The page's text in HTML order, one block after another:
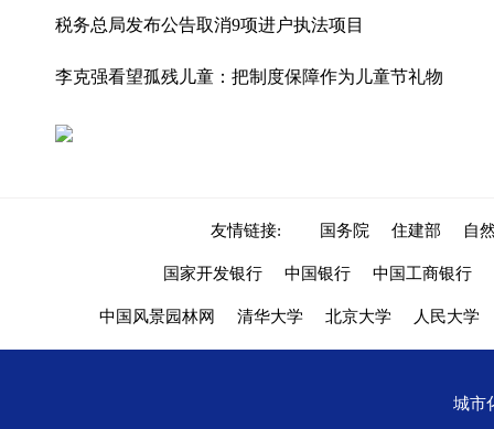
税务总局发布公告取消9项进户执法项目
李克强看望孤残儿童：把制度保障作为儿童节礼物
友情链接: 国务院 住建部 自
国家开发银行 中国银行 中国工商银行
中国风景园林网 清华大学 北京大学 人民大学
城市